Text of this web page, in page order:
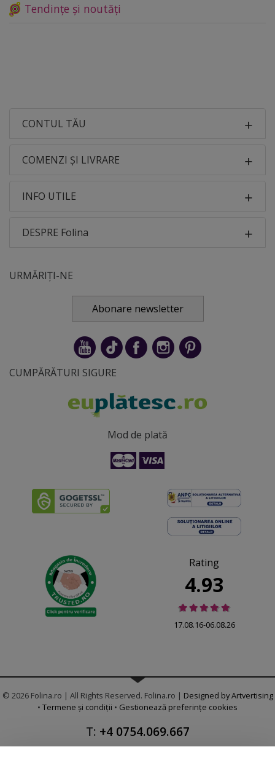
Tendințe și noutăți
CONTUL TĂU
COMENZI ȘI LIVRARE
INFO UTILE
DESPRE Folina
URMĂRIȚI-NE
Abonare newsletter
CUMPĂRĂTURI SIGURE
Mod de plată
Rating
4.93
17.08.16-06.08.26
© 2026 Folina.ro | All Rights Reserved. Folina.ro | Designed by Artvertising
• Termene și condiții • Gestionează preferințe cookies
T: +4 0754.069.667